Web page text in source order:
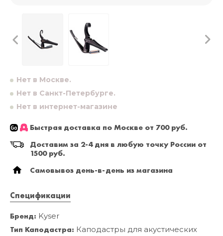
Нет в Москве.
Нет в Санкт-Петербурге.
Нет в интернет-магазине
Быстрая доставка по Москве от 700 руб.
Доставим за 2-4 дня в любую точку России от
1500 руб.
Самовывоз день-в-день из магазина
Спецификации
Бренд: Kyser
Тип Каподастра: Каподастры для акустических